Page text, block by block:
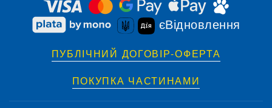
єВідновлення
ПУБЛІЧНИЙ ДОГОВІР-ОФЕРТА
ПОКУПКА ЧАСТИНАМИ